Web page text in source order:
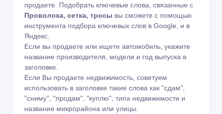
продаете. Подобрать ключевые слова, связанные с
Проволока, сетка, тросы вы сможете с помощью
инструмента подбора ключевых слов в Google
и в
Яндекс
Если вы продаете или ищете автомобиль, укажите
название производителя, модели и год выпуска в
заголовке.
Если Вы продаете недвижимость, советуем
использовать в заголовке такие слова как "сдам",
"сниму", "продам", "куплю", типа недвижимости и
название микрорайона или улицы.